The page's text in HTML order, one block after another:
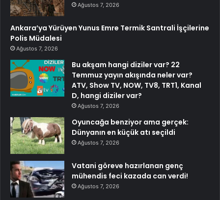
Ağustos 7, 2026
Ankara’ya Yürüyen Yunus Emre Termik Santrali İşçilerine
Polis Müdalesi
Ağustos 7, 2026
Bu akşam hangi diziler var? 22
Temmuz yayın akışında neler var?
ATV, Show TV, NOW, TV8, TRT1, Kanal
D, hangi diziler var?
Ağustos 7, 2026
Oyuncağa benziyor ama gerçek:
Dünyanın en küçük atı seçildi
Ağustos 7, 2026
Vatani göreve hazırlanan genç
mühendis feci kazada can verdi!
Ağustos 7, 2026